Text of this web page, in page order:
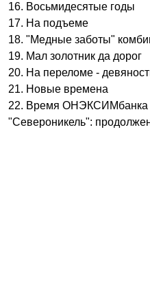
16. Восьмидесятые годы
17. На подъеме
18. "Медные заботы"
19. Мал золотник да дорог
20. На переломе -
21. Новые времена
22. Время ОНЭКСИМбанка
"Североникель":